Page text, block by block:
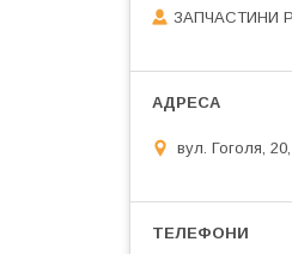
ЗАПЧАСТИНИ
вул. Гоголя,